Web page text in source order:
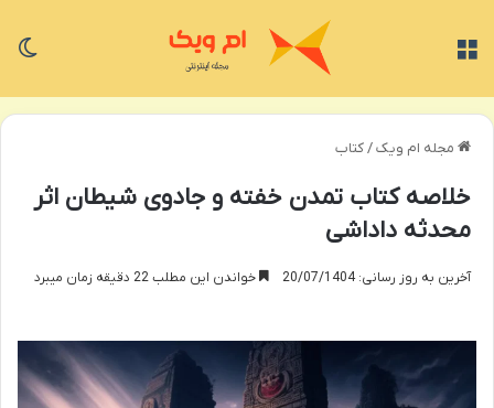
مجله ام ویک/کتاب
خلاصه کتاب تمدن خفته و جادوی شیطان اثر
محدثه داداشی
آخرین به روز رسانی: 20/07/1404 خواندن این مطلب 22 دقیقه زمان میبرد